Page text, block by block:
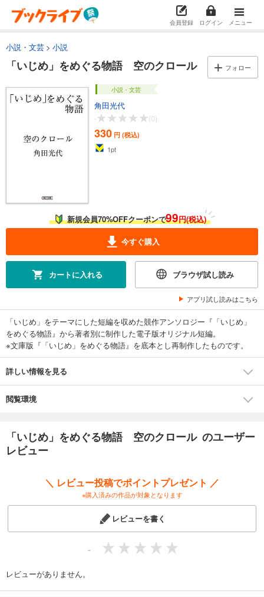
会員登録 ログイン メニュー
小説・文芸 小説
「いじめ」をめぐる物語 空のクロール フォロー
小説・文芸
角田光代
-
(0)
330 円 (税込)
1pt
新規会員70%OFFクーポンで99円(税込)
今すぐ購入
カートに入れる ブラウザ試し読み
アプリ試し読みはこちら
「いじめ」をテーマにした短編を収めた競作アンソロジー『「いじめ」
をめぐる物語』から著者別に制作した電子版オリジナル短編。
※文庫版『「いじめ」をめぐる物語』を底本とし再制作したものです。
詳しい情報を見る
閲覧環境
「いじめ」をめぐる物語 空のクロール のユーザー
レビュー
＼ レビュー投稿でポイントプレゼント ／
※購入済みの作品が対象となります
レビューを書く
-
レビューがありません。